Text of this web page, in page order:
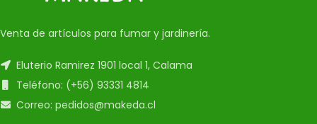
Venta de artículos para fumar y jardinería.
Eluterio Ramirez 1901 local 1, Calama
Teléfono: (+56) 93331 4814
Correo: pedidos@makeda.cl